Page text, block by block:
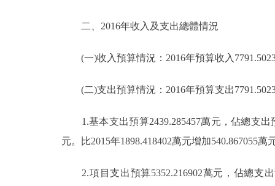
二、2016年收入及支出總體情況
(一)收入預算情況：2016年預算收入
(二)支出預算情況：2016年預算支出
1.基本支出預算2439.285457萬元，佔總支出
元。比2015年1898.418402萬元增加540.867055萬
2.項目支出預算5352.216902萬元，佔總支出